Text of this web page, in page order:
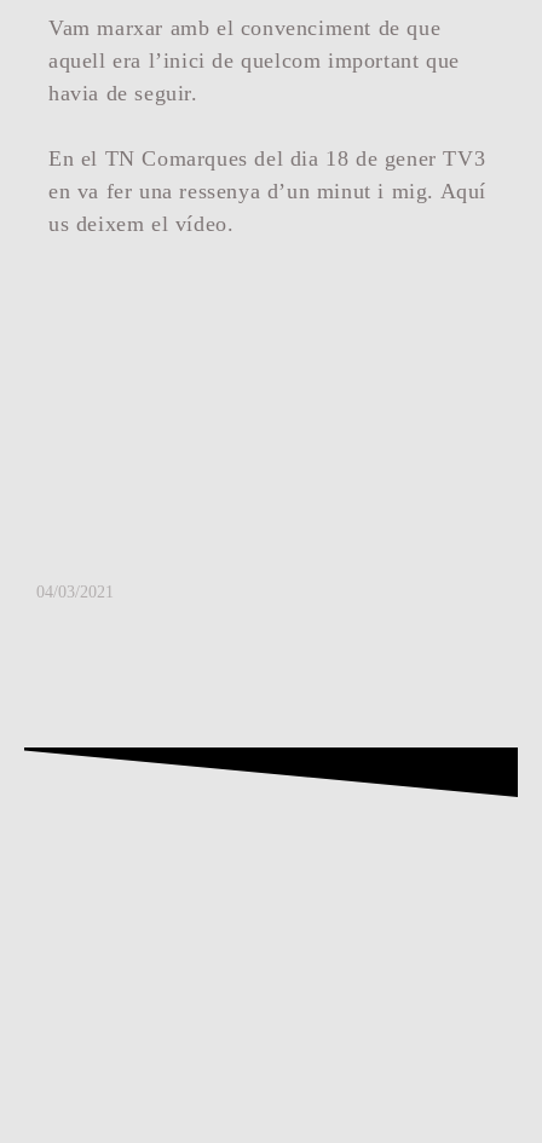
Vam marxar amb el convenciment de que
aquell era l’inici de quelcom important que
havia de seguir.
En el TN Comarques del dia 18 de gener TV3
en va fer una ressenya d’un minut i mig. Aquí
us deixem el vídeo.
04/03/2021